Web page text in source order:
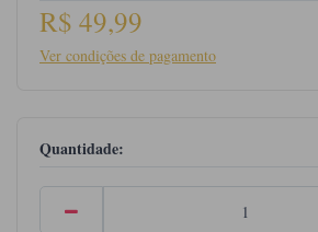
R$ 49,99
Ver condições de pagamento
Quantidade: